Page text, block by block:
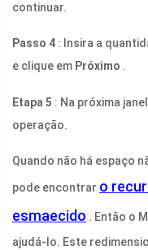
continuar.
Passo 4 : Insira a
e clique em Próximo .
Etapa 5 : Na próxima
operação.
Quando não há espaço
pode encontrar o
esmaecido . Então o
ajudá-lo. Este